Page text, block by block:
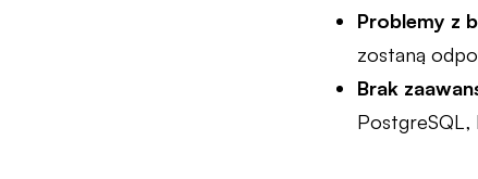
Problemy z
zostaną
Brak
PostgreSQL,